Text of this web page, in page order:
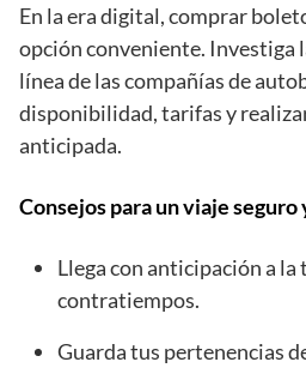
En la era digital, comprar
opción conveniente. Investiga
línea de las compañías de
disponibilidad, tarifas y
anticipada.
Consejos para un viaje seguro
Llega con anticipación a
contratiempos.
Guarda tus pertenencias